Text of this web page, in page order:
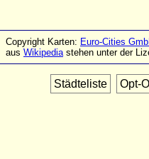
Copyright Karten: Euro-Cities
aus Wikipediastehen unter der
Städteliste Opt-